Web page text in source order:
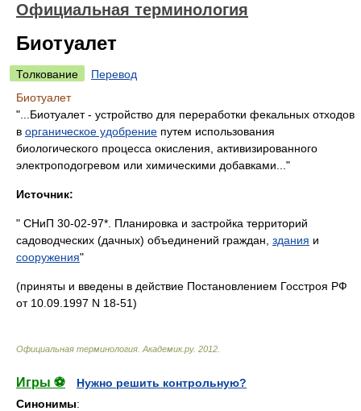
Официальная терминология
Биотуалет
Толкование
Перевод
Биотуалет
"...Биотуалет - устройство для переработки фекальных отходов
в органическое удобрение путем использования
биологического процесса окисления, активизированного
электроподогревом или химическими добавками..."
Источник:
" СНиП 30-02-97*. Планировка и застройка территорий
садоводческих (дачных) объединений граждан, здания и
сооружения"
(приняты и введены в действие Постановлением Госстроя РФ
от 10.09.1997 N 18-51)
Официальная терминология Академик.ру. 2012
Игры ⚽
Нужно решить контрольную?
Синонимы: